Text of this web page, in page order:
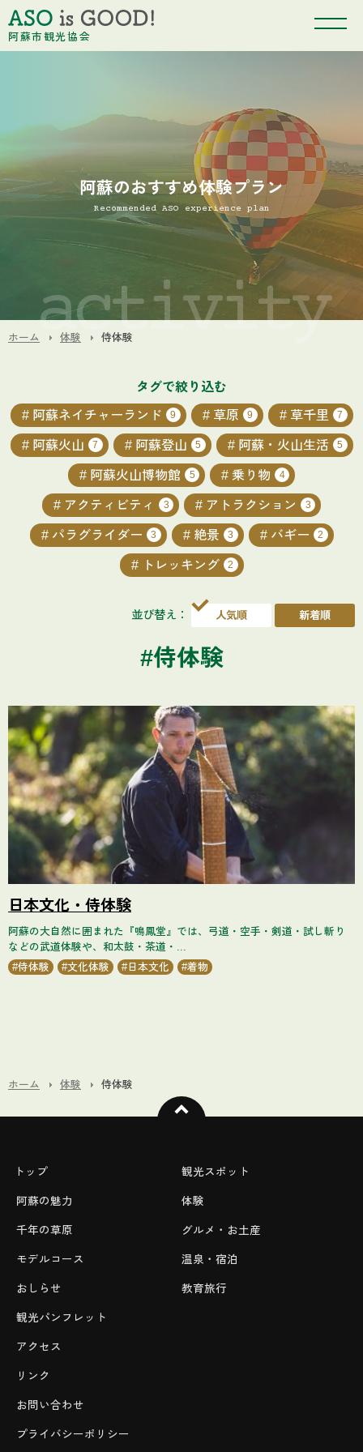
阿蘇市観光協会
阿蘇のおすすめ体験プラン
Recommended ASO experience plan
ホーム 体験 侍体験
タグで絞り込む
阿蘇ネイチャーランド 9 草原 9 草千里 7
阿蘇火山 7 阿蘇登山 5 阿蘇・火山生活 5
阿蘇火山博物館 5 乗り物 4
アクティビティ 3 アトラクション 3
パラグライダー 3 絶景 3 バギー 2
トレッキング 2
並び替え：
#侍体験
日本文化・侍体験
阿蘇の大自然に囲まれた『鳴鳳堂』では、弓道・空手・剣道・試し斬り
などの武道体験や、和太鼓・茶道・...
侍体験
文化体験 日本文化 着物
ホーム 体験 侍体験
トップ
阿蘇の魅力
千年の草原
モデルコース
おしらせ
観光スポット
体験
グルメ・お土産
温泉・宿泊
教育旅行
観光パンフレット
アクセス
リンク
お問い合わせ
プライバシーポリシー